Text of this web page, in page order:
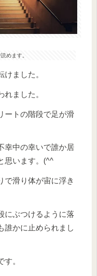
めます。
ました。
ました。
ートの階段で足が滑
幸中の幸いで誰か居
います。(^^ゞ
で滑り体が宙に浮き
にぶつけるように落
誰かに止められまし
。